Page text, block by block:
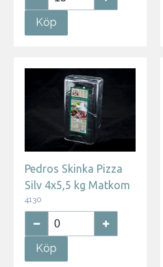
Köp
Pedros Skinka Pizza
Silv 4x5,5 kg Matkom
4130
Köp